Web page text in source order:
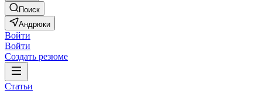
Поиск
Андрюки
Войти
Войти
Создать резюме
Статьи